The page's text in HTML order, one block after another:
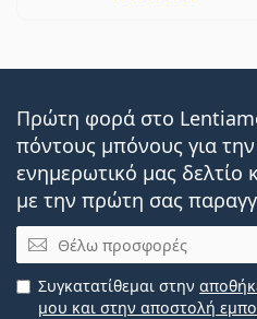
Πρώτη φορά στο
πόντους μπόνους για
ενημερωτικό μας δελτίο
με την πρώτη σας
Email
Συγκατατίθεμαι στην
μου και στην αποστολή